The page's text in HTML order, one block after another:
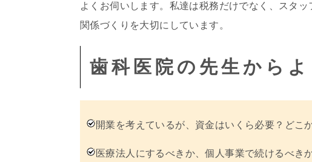
よくお伺いします。私達は税務だけでなく、スタ
関係づくりを大切にしています。
歯科医院の先生から
開業を考えているが、資金はいくら必要？どこ
医療法人にするべきか、個人事業で続けるべき